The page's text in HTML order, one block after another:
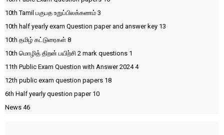
10th Tamil பகுபத உறுப்பிலக்கணம் 3
10th half yearly exam Question paper and answer key 13
10th தமிழ் கட்டுரைகள் 8
10th மொழித் திறன் பயிற்சி 2 mark questions 1
11th Public Exam Question with Answer 20244
12th public exam question papers 18
6th Half yearly question paper 10
News 46